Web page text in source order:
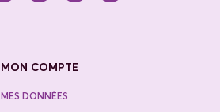
MON COMPTE
MES DONNÉES